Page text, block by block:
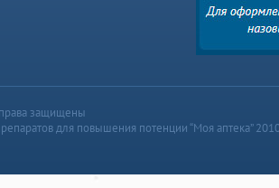
защищены
для повышения потенции “Моя аптека”